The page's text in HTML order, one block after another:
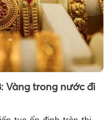
Vàng trong nước đi